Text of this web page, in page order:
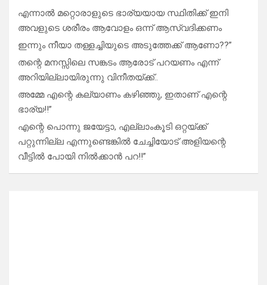
എന്നാൽ മറ്റൊരാളുടെ ഭാര്യയായ സ്ഥിതിക്ക് ഇനി
അവളുടെ ശരീരം ആവോളം ഒന്ന് ആസ്വദിക്കണം
ഇന്നും നീയാ തള്ളച്ചിയുടെ അടുത്തേക്ക് ആണോ??”
തന്റെ മനസ്സിലെ സങ്കടം ആരോട് പറയണം എന്ന്
അറിയില്ലായിരുന്നു വിനീതയ്ക്ക്..
അമ്മേ എന്റെ കല്യാണം കഴിഞ്ഞു, ഇതാണ് എന്റെ
ഭാര്യ!!”
എന്റെ പൊന്നു ജയേട്ടാ, എല്ലാംകൂടി ഒറ്റയ്ക്ക്
പറ്റുന്നില്ല എന്നുണ്ടെങ്കിൽ ചേച്ചിയോട് അളിയന്റെ
വീട്ടിൽ പോയി നിൽക്കാൻ പറ!!”